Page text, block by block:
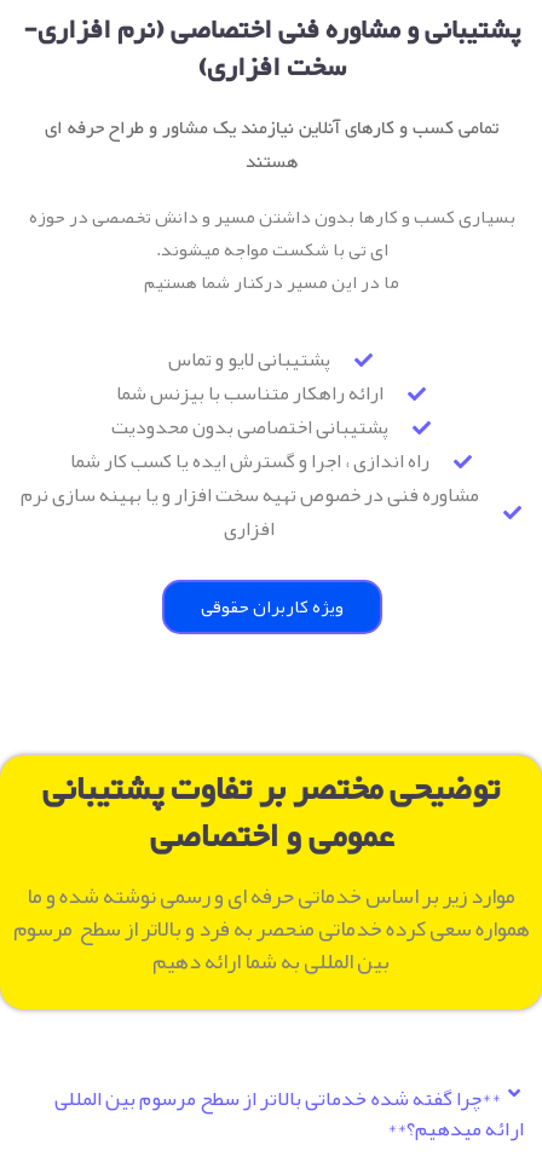
پشتیبانی و مشاوره فنی اختصاصی (نرم افزاری-
سخت افزاری)
تمامی کسب و کارهای آنلاین نیازمند یک مشاور و طراح حرفه ای
هستند
بسیاری کسب و کارها بدون داشتن مسیر و دانش تخصصی در حوزه
ای تی با شکست مواجه میشوند.
ما در این مسیر درکنار شما هستیم
پشتیبانی لایو و تماس
ارائه راهکار متناسب با بیزنس شما
پشتیبانی اختصاصی بدون محدودیت
راه اندازی ، اجرا و گسترش ایده یا کسب کار شما
مشاوره فنی در خصوص تهیه سخت افزار و یا بهینه سازی نرم
افزاری
ویژه کاربران حقوقی
توضیحی مختصر بر تفاوت پشتیبانی
عمومی و اختصاصی
موارد زیر بر اساس خدماتی حرفه ای و رسمی نوشته شده و ما
همواره سعی کرده خدماتی منحصر به فرد و بالاتر از سطح مرسوم
بین المللی به شما ارائه دهیم
**چرا گفته شده خدماتی بالاتر از سطح مرسوم بین المللی
ارائه میدهیم؟**